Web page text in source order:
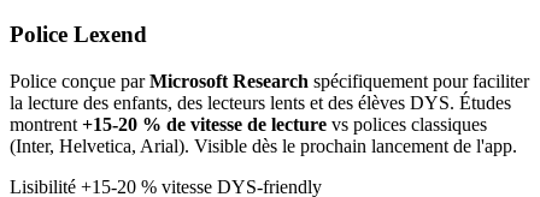
Police Lexend
Police conçue parMicrosoft Research spécifiquement pour faciliter
la lecture des enfants, des lecteurs lents et des élèves DYS. Études
montrent +15-20 % de vitesse de lecture vs polices classiques
(Inter, Helvetica, Arial). Visible dès le prochain lancement de l'app.
Lisibilité +15-20 % vitesse DYS-friendly